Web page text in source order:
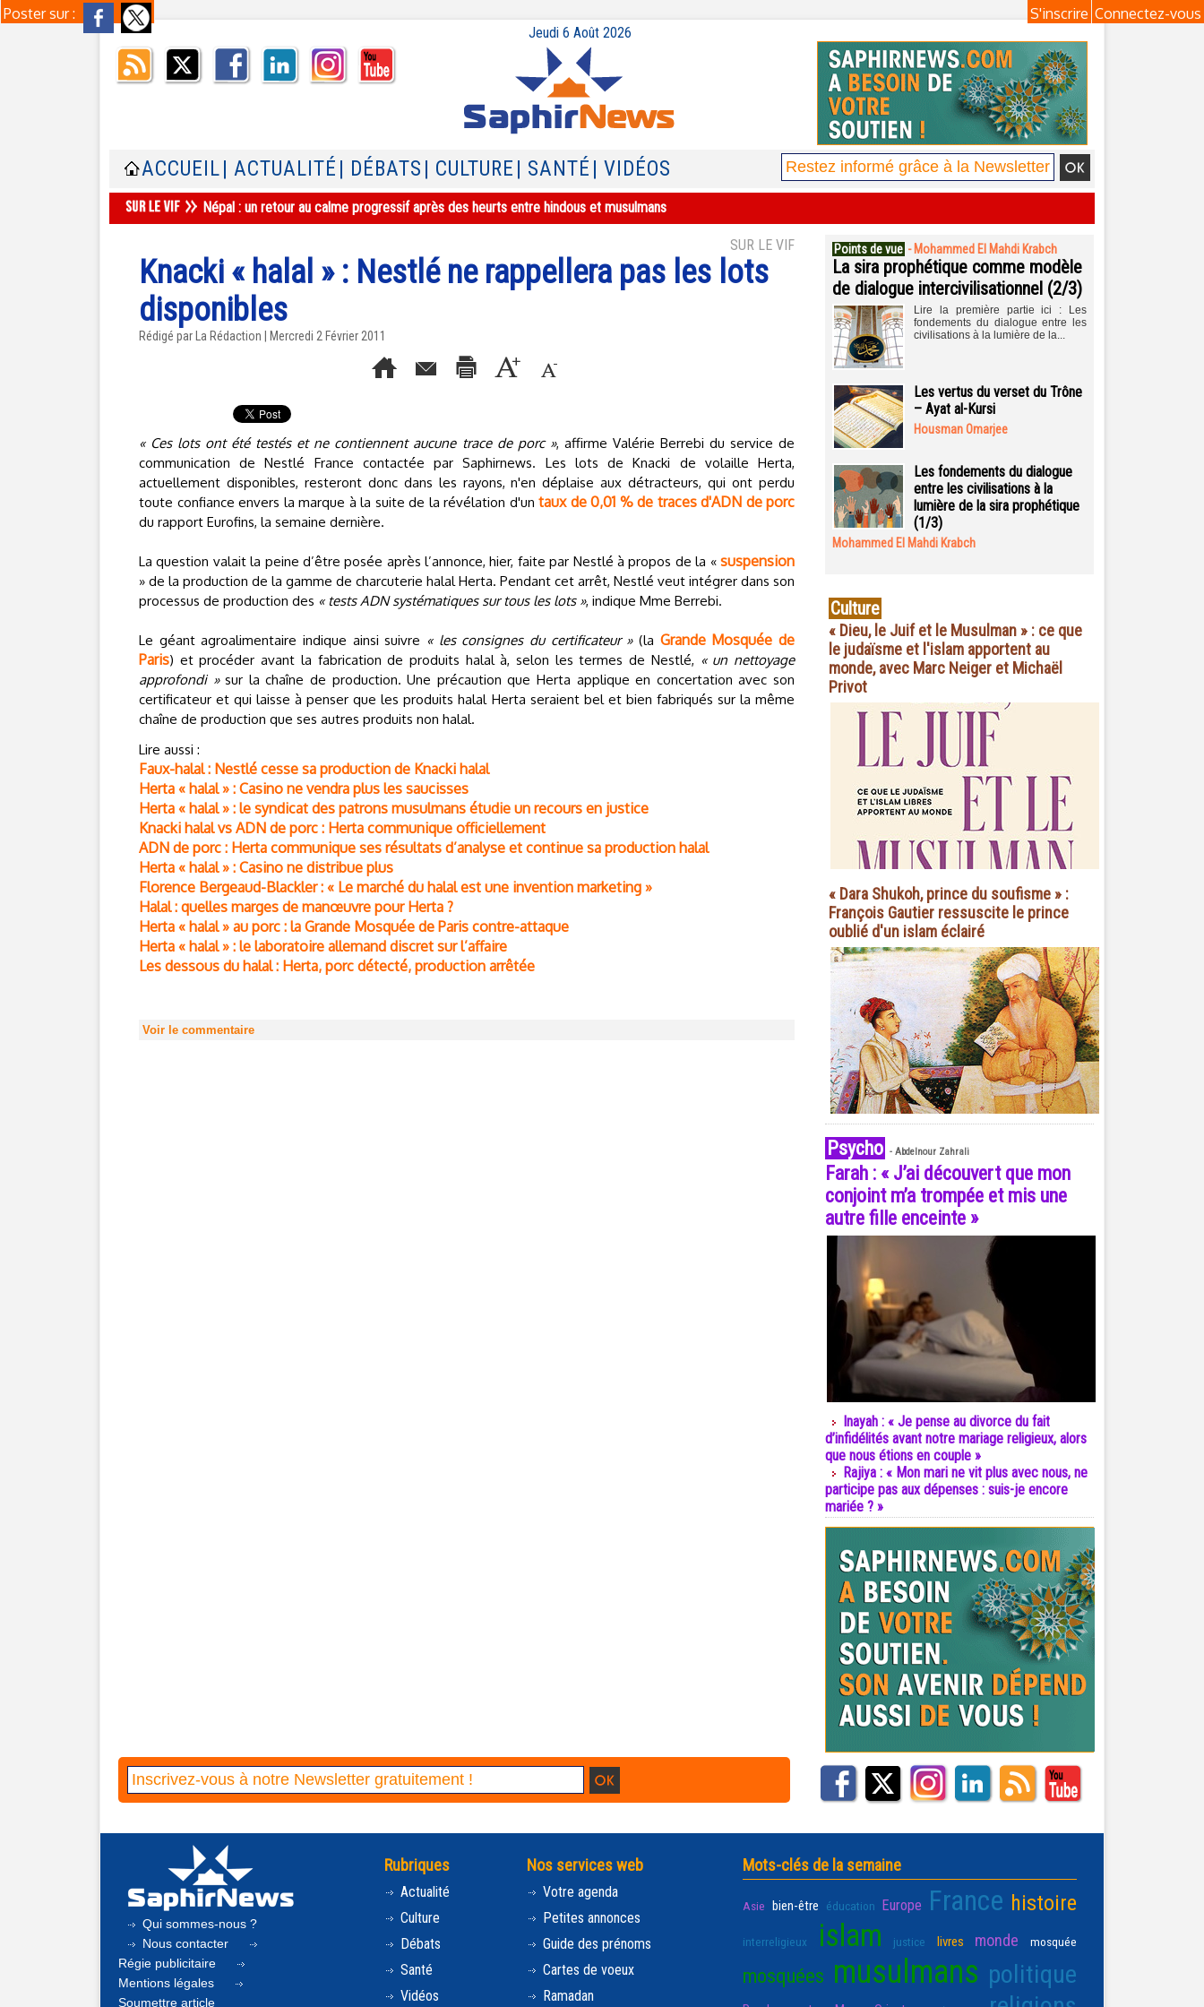
Poster sur : Connectez-vous
S'inscrire
Jeudi 6 Août 2026
ACCUEIL | ACTUALITÉ | DÉBATS | CULTURE | SANTÉ | VIDÉOS
Népal : un retour au calme progressif après des heurts entre hindous et musulmans
SUR LE VIF
Knacki « halal » : Nestlé ne rappellera pas les lots
disponibles
Rédigé par La Rédaction | Mercredi 2 Février 2011
« Ces lots ont été testés et ne contiennent aucune trace de porc », affirme Valérie Berrebi du service de
communication de Nestlé France contactée par Saphirnews. Les lots de Knacki de volaille Herta,
actuellement disponibles, resteront donc dans les rayons, n'en déplaise aux détracteurs, qui ont perdu
toute confiance envers la marque à la suite de la révélation d'un taux de 0,01 % de traces d'ADN de porc
du rapport Eurofins, la semaine dernière.
La question valait la peine d’être posée après l’annonce, hier, faite par Nestlé à propos de la « suspension
» de la production de la gamme de charcuterie halal Herta. Pendant cet arrêt, Nestlé veut intégrer dans son
processus de production des « tests ADN systématiques sur tous les lots », indique Mme Berrebi.
Le géant agroalimentaire indique ainsi suivre « les consignes du certificateur »(la Grande Mosquée de
Paris) et procéder avant la fabrication de produits halal à, selon les termes de Nestlé, « un nettoyage
approfondi »sur la chaîne de production. Une précaution que Herta applique en concertation avec son
certificateur et qui laisse à penser que les produits halal Herta seraient bel et bien fabriqués sur la même
chaîne de production que ses autres produits non halal.
Lire aussi :
Faux-halal : Nestlé cesse sa production de Knacki halal
Herta « halal » : Casino ne vendra plus les saucisses
Herta « halal » : le syndicat des patrons musulmans étudie un recours en justice
Knacki halal vs ADN de porc : Herta communique officiellement
ADN de porc : Herta communique ses résultats d’analyse et continue sa production halal
Herta « halal » : Casino ne distribue plus
Florence Bergeaud-Blackler : « Le marché du halal est une invention marketing »
Halal : quelles marges de manœuvre pour Herta ?
Herta « halal » au porc : la Grande Mosquée de Paris contre-attaque
Herta « halal » : le laboratoire allemand discret sur l’affaire
Les dessous du halal : Herta, porc détecté, production arrêtée
Voir le commentaire
Points de vue - Mohammed El Mahdi Krabch
La sira prophétique comme modèle
de dialogue intercivilisationnel (2/3)
Lire la première partie ici : Les
fondements du dialogue entre les
civilisations à la lumière de la...
Les vertus du verset du Trône
– Ayat al-Kursi
Housman Omarjee
Les fondements du dialogue
entre les civilisations à la
lumière de la sira prophétique
(1/3)
Mohammed El Mahdi Krabch
Culture
« Dieu, le Juif et le Musulman » : ce que
le judaïsme et l'islam apportent au
monde, avec Marc Neiger et Michaël
Privot
« Dara Shukoh, prince du soufisme » :
François Gautier ressuscite le prince
oublié d'un islam éclairé
Psycho - Abdelnour Zahrali
Farah : « J’ai découvert que mon
conjoint m’a trompée et mis une
autre fille enceinte »
Inayah : « Je pense au divorce du fait
d’infidélités avant notre mariage religieux, alors
que nous étions en couple »
Rajiya : « Mon mari ne vit plus avec nous, ne
participe pas aux dépenses : suis-je encore
mariée ? »
Qui sommes-nous ?
Nous contacter
Régie publicitaire
Mentions légales
Soumettre article
Rubriques
Actualité
Culture
Débats
Santé
Vidéos
Nos services web
Votre agenda
Petites annonces
Guide des prénoms
Cartes de voeux
Ramadan
Mots-clés de la semaine
Asie bien-être éducation Europe France histoire
interreligieux islam justice livres monde mosquée
mosquées musulmans politique